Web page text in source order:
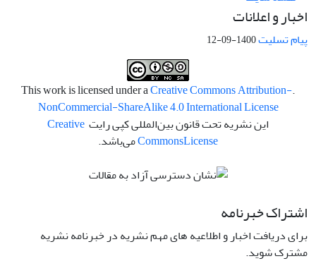
اخبار و اعلانات
پیام تسلیت1400-09-12
.This work is licensed under a
Creative Commons Attribution-
NonCommercial-ShareAlike 4.0 International License
این نشریه تحت قانون بین‌المللی کپی رایت Creative
CommonsLicense می‌باشد.
اشتراک خبرنامه
برای دریافت اخبار و اطلاعیه های مهم نشریه در خبرنامه نشریه
مشترک شوید.